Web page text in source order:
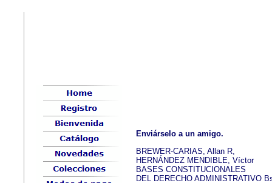
Enviárselo a un amigo.
BREWER-CARIAS, Allan R,
HERNÁNDEZ MENDIBLE, Víctor
BASES CONSTITUCIONALES
DEL DERECHO ADMINISTRATIVO